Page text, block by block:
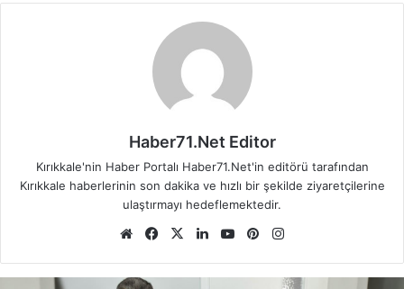
Haber71.Net Editor
Kırıkkale'nin Haber Portalı Haber71.Net'in editörü tarafından
Kırıkkale haberlerinin son dakika ve hızlı bir şekilde ziyaretçilerine
ulaştırmayı hedeflemektedir.
We
sit
Fa
bo
X
Lin
dIn
Yo
ub
Pin
est ra